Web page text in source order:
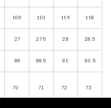
106 110 114 118
27 27.5 28 28.5
86 88.5 91 93.5
70 71 72 73